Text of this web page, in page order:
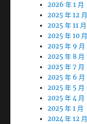
2026 年 1 月
2025 年 12 月
2025 年 11 月
2025 年 10 月
2025 年 9 月
2025 年 8 月
2025 年 7 月
2025 年 6 月
2025 年 5 月
2025 年 4 月
2025 年 1 月
2024 年 12 月